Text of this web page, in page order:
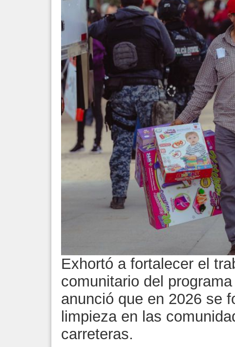
Exhortó a fortalecer el
comunitario del
anunció que en 2026 se
limpieza en las
carreteras.